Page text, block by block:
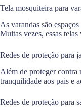
Tela mosquiteira para
As varandas são
Muitas vezes, essas
Redes de proteção para
Além de proteger contra
tranquilidade aos pais e
Redes de proteção para